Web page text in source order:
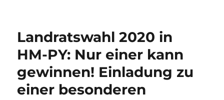
Mercure
Hameln
–
Wahlkampfauftakt
Landratswahl 2020 in
HM-PY: Nur einer kann
gewinnen! Einladung zu
einer besonderen